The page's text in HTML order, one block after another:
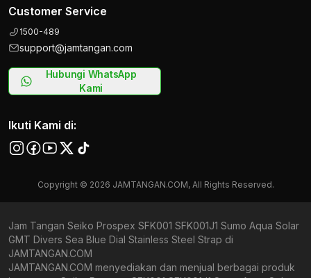
Customer Service
1500-489
support@jamtangan.com
Hubungi WhatsApp
Kami
Ikuti Kami di:
Copyright © 2026 JAMTANGAN.COM, All Rights Reserved.
Jam Tangan Seiko Prospex SFK001 SFK001J1 Sumo Aqua Solar
GMT Divers Sea Blue Dial Stainless Steel Strap di
JAMTANGAN.COM
JAMTANGAN.COM menyediakan dan menjual berbagai produk